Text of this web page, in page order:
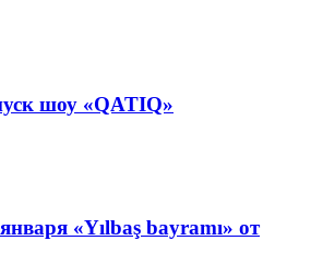
шоу «QATIQ»
«Yılbaş bayramı» от